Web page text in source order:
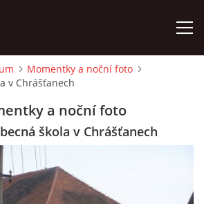
Momentky a noční foto
v Chrášťanech
a noční foto
škola v Chrášťanech